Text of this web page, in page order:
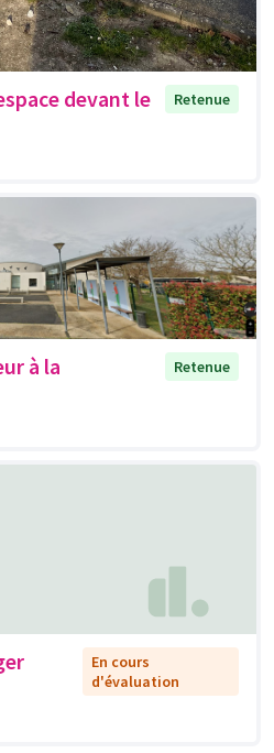
devant le
Retenue
à la
Retenue
En cours
d'évaluation